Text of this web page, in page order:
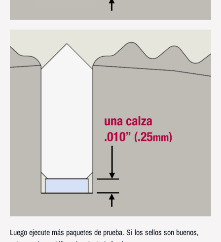
Luego ejecute más paquetes de prueba. Si los sellos son buenos,